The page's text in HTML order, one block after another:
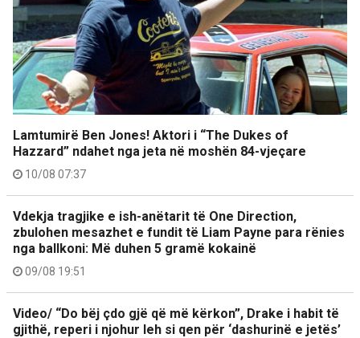
Lamtumirë Ben Jones! Aktori i “The Dukes of
Hazzard” ndahet nga jeta në moshën 84-vjeçare
10/08 07:37
Vdekja tragjike e ish-anëtarit të One Direction,
zbulohen mesazhet e fundit të Liam Payne para rënies
nga ballkoni: Më duhen 5 gramë kokainë
09/08 19:51
Video/ “Do bëj çdo gjë që më kërkon”, Drake i habit të
gjithë, reperi i njohur leh si qen për ‘dashurinë e jetës’